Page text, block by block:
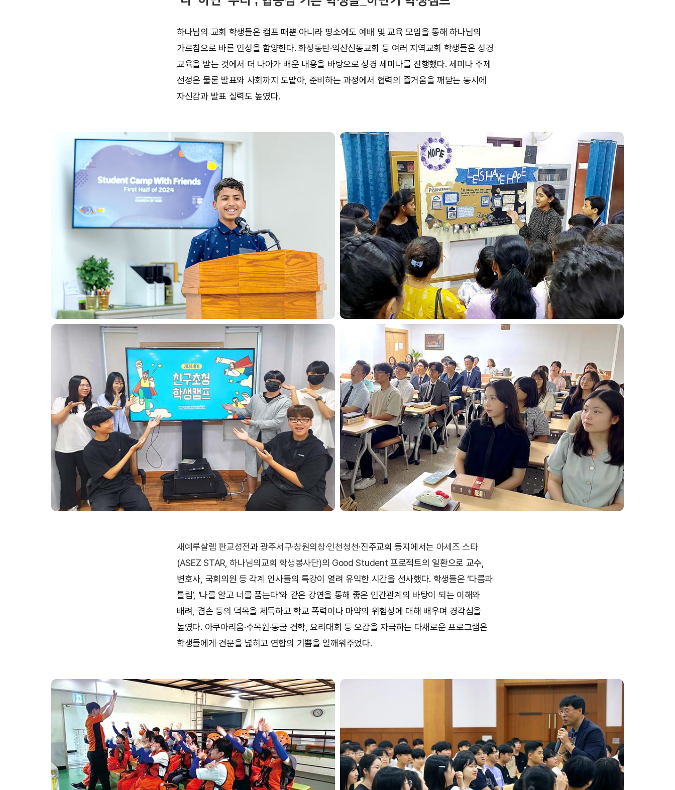
하나님의 교회 학생들은 캠프 때뿐 아니라 평소에도 예배 및 교육 모임을 통해 하나님의
가르침으로 바른 인성을 함양한다.화성동탄·익산신동교회 등 여러 지역교회 학생들은성경
교육을 받는 것에서 더 나아가 배운 내용을 바탕으로 성경 세미나를 진행했다. 세미나 주제
선정은 물론 발표와 사회까지 도맡아, 준비하는 과정에서 협력의 즐거움을 깨닫는 동시에
자신감과 발표 실력도 높였다.
새예루살렘 판교성전과광주서구·창원의창·인천청천·진주교회 등지에서는 아세즈 스타
(ASEZ STAR, 하나님의교회 학생봉사단)의 Good Student 프로젝트의 일환으로 교수,
변호사, 국회의원 등 각계 인사들의 특강이 열려 유익한 시간을 선사했다. 학생들은 ‘다름과
틀림’, ‘나를 알고 너를 품는다’와 같은 강연을 통해 좋은 인간관계의 바탕이 되는 이해와
배려, 겸손 등의 덕목을 체득하고 학교 폭력이나 마약의 위험성에 대해 배우며 경각심을
높였다. 아쿠아리움·수목원·동굴 견학, 요리대회 등 오감을 자극하는 다채로운 프로그램은
학생들에게 견문을 넓히고 연합의 기쁨을 일깨워주었다.